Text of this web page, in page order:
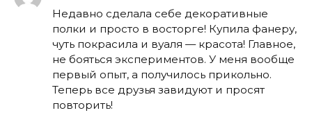
Недавно сделала себе декоративные
полки и просто в восторге! Купила фанеру,
чуть покрасила и вуаля — красота! Главное,
не бояться экспериментов. У меня вообще
первый опыт, а получилось прикольно.
Теперь все друзья завидуют и просят
повторить!